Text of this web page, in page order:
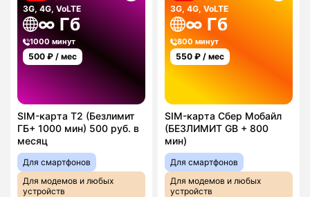
3G, 4G, VoLTE
∞ Гб
1000 минут
500 ₽ / мес
SIM-карта T2 (Безлимит
ГБ+ 1000 мин) 500 руб. в
месяц
Для смартфонов
Для модемов и любых
устройств
3G, 4G, VoLTE
∞ Гб
800 минут
550 ₽ / мес
SIM-карта Сбер Мобайл
(БЕЗЛИМИТ GB + 800
мин)
Для смартфонов
Для модемов и любых
устройств